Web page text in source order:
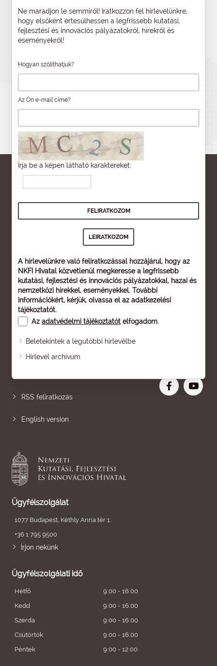
Ne maradjon le semmiről! Iratkozzon fel hírlevelünkre,
hogy elsőként értesülhessen a legfrissebb kutatási,
fejlesztési és innovációs pályázatokról, hírekről és
eseményekről!
Hogyan szólíthatjuk?
Az Ön e-mail címe?
Írja be a képen látható karaktereket:
A hírlevelünkre való feliratkozással hozzájárul, hogy az
NKFI Hivatal közvetlenül megkeresse a legfrissebb
kutatási, fejlesztési és innovációs pályázatokkal, hazai és
nemzetközi hírekkel, eseményekkel. További
információkért, kérjük, olvassa el az adatkezelési
tájékoztatót.
Az adatvédelmi tájékoztatót elfogadom.
Beletekintek a legutóbbi hírlevélbe
Hírlevél archívum
Oldaltérkép
RSS feliratkozás
English version
Ügyfélszolgálat
1077 Budapest, Kéthly Anna tér 1.
+36 1 795 9500
Írjon nekünk
Ügyfélszolgálati idő
Hétfő
9:00 - 16:00
Kedd
9:00 - 16:00
Szerda
9:00 - 16:00
Csütörtök
9:00 - 16:00
Péntek
9:00 - 12:00